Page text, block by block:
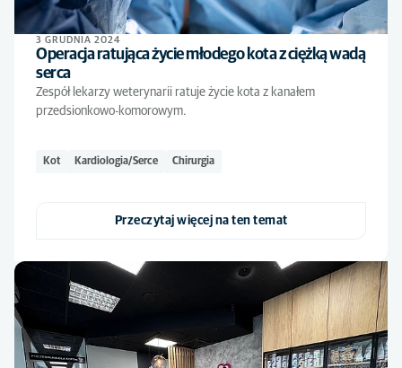
3 GRUDNIA 2024
Operacja ratująca życie młodego kota z ciężką wadą
serca
Zespół lekarzy weterynarii ratuje życie kota z kanałem
przedsionkowo-komorowym.
Kot Kardiologia/Serce Chirurgia
Przeczytaj więcej na ten temat